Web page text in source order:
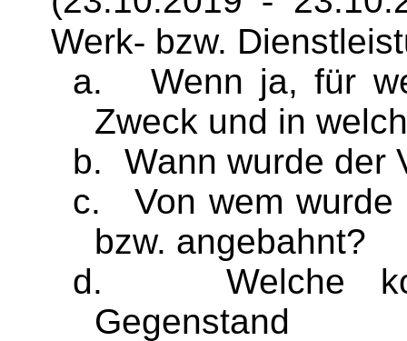
Werk‐ bzw.
a.
Wenn ja, für
Zweck und in
b.
Wann wurde der
c.
Von wem
bzw. angebahnt?
d.
Welche